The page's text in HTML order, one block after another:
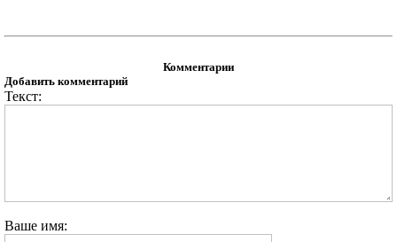
Комментарии
Добавить комментарий
Текст:
Ваше имя: